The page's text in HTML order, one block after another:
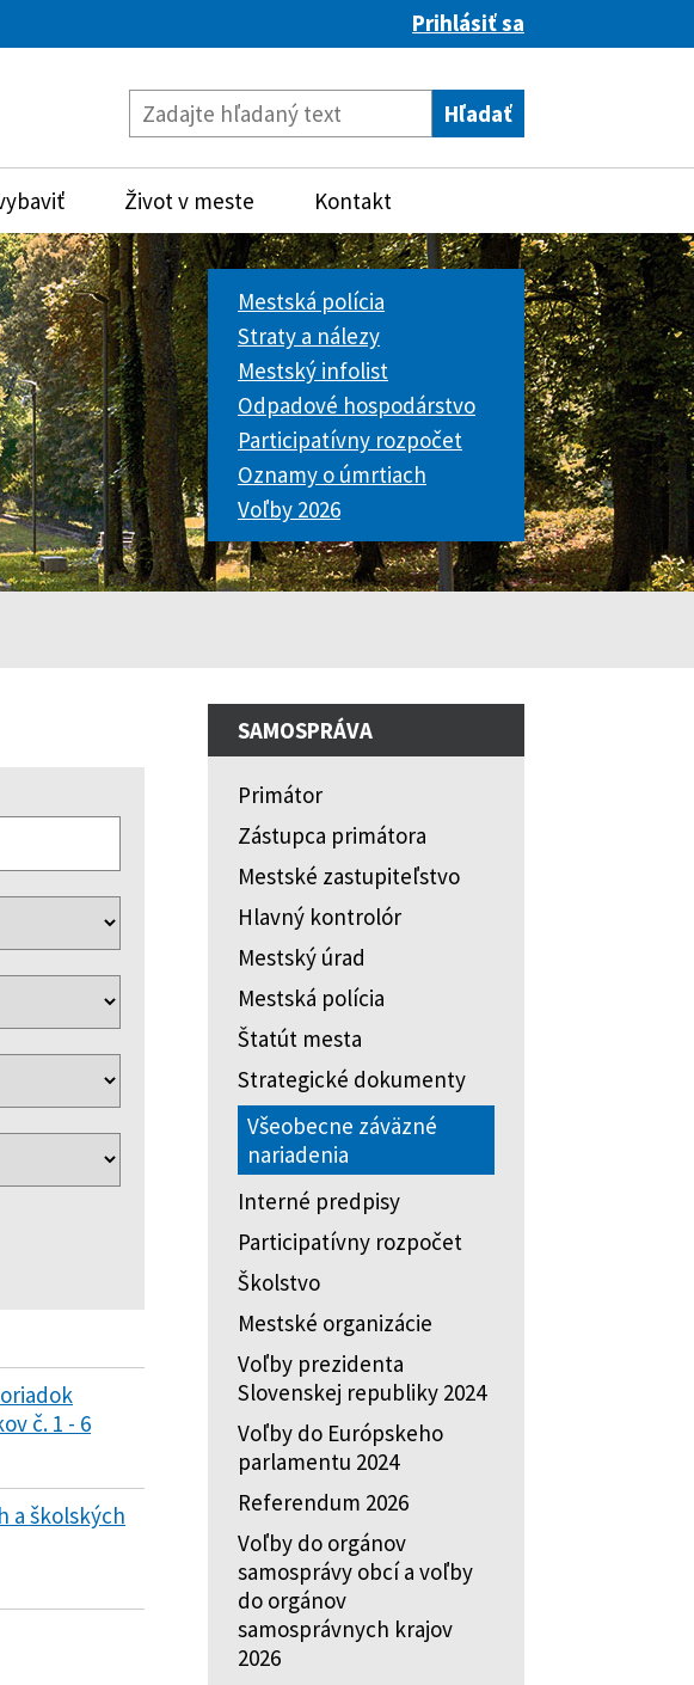
Prihlásiť sa
Život v meste Kontakt
Mestská polícia
Straty a nálezy
Mestský infolist
Odpadové hospodárstvo
Participatívny rozpočet
Oznamy o úmrtiach
Voľby 2026
SAMOSPRÁVA
Primátor
Zástupca primátora
Mestské zastupiteľstvo
Hlavný kontrolór
Mestský úrad
Mestská polícia
Štatút mesta
Strategické dokumenty
Všeobecne záväzné
nariadenia
Interné predpisy
Participatívny rozpočet
Školstvo
Mestské organizácie
Voľby prezidenta
Slovenskej republiky 2024
Voľby do Európskeho
parlamentu 2024
Referendum 2026
Voľby do orgánov
samosprávy obcí a voľby
do orgánov
samosprávnych krajov
2026
č. 1 - 6
a školských